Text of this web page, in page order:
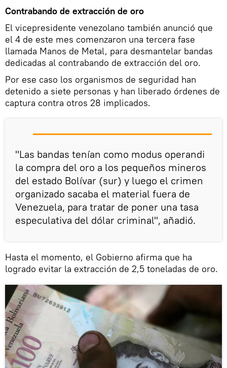
Contrabando de extracción de oro
El vicepresidente venezolano también anunció que
el 4 de este mes comenzaron una tercera fase
llamada Manos de Metal, para desmantelar bandas
dedicadas al contrabando de extracción del oro.
Por ese caso los organismos de seguridad han
detenido a siete personas y han liberado órdenes de
captura contra otros 28 implicados.
"Las bandas tenían como modus operandi
la compra del oro a los pequeños mineros
del estado Bolívar (sur) y luego el crimen
organizado sacaba el material fuera de
Venezuela, para tratar de poner una tasa
especulativa del dólar criminal", añadió.
Hasta el momento, el Gobierno afirma que ha
logrado evitar la extracción de 2,5 toneladas de oro.